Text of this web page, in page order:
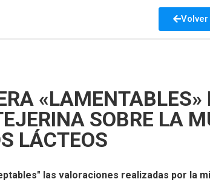
«LAMENTABLES»
SOBRE LA
LÁCTEOS
las valoraciones realizadas por la